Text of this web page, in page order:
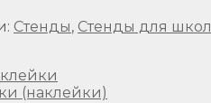
Стенды, Стенды для
(наклейки)